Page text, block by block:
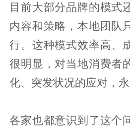
目前大部分品牌的模式
内容和策略，本地团队
行。这种模式效率高、
很明显，对当地消费者
化、突发状况的应对，永
各家也都意识到了这个